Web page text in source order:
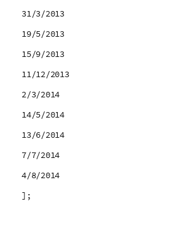
31/3/2013
19/5/2013
15/9/2013
11/12/2013
2/3/2014
14/5/2014
13/6/2014
7/7/2014
4/8/2014
];